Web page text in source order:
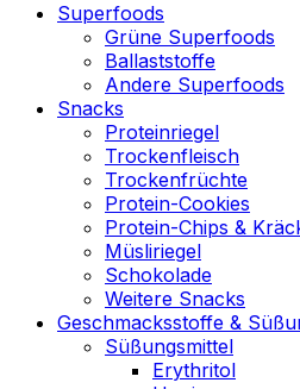
Superfoods
Grüne Superfoods
Ballaststoffe
Andere Superfoods
Snacks
Proteinriegel
Trockenfleisch
Trockenfrüchte
Protein-Cookies
Protein-Chips &
Müsliriegel
Schokolade
Weitere Snacks
Geschmacksstoffe &
Süßungsmittel
Erythritol